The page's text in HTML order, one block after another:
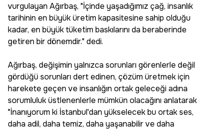
vurgulayan Ağırbaş, "İçinde yaşadığımız çağ, insanlık
tarihinin en büyük üretim kapasitesine sahip olduğu
kadar, en büyük tüketim baskılarını da beraberinde
getiren bir dönemdir." dedi.
Ağırbaş, değişimin yalnızca sorunları görenlerle değil
gördüğü sorunları dert edinen, çözüm üretmek için
harekete geçen ve insanlığın ortak geleceği adına
sorumluluk üstlenenlerle mümkün olacağını anlatarak
"İnanıyorum ki İstanbul'dan yükselecek bu ortak ses,
daha adil, daha temiz, daha yaşanabilir ve daha